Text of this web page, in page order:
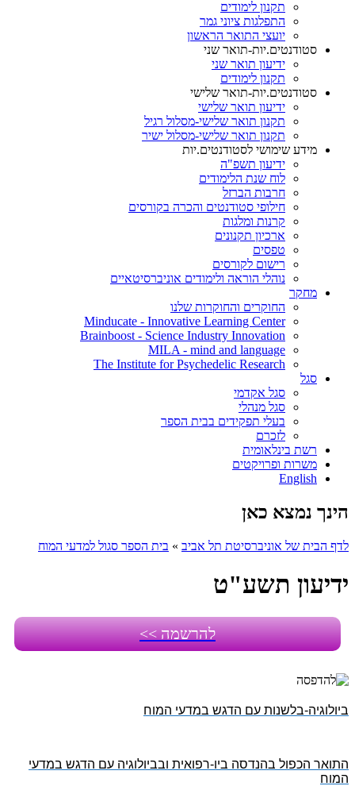
תקנון לימודים
התפלגות ציוני גמר
יועצי התואר הראשון
סטודנטים.יות-תואר שני
ידיעון תואר שני
תקנון לימודים
סטודנטים.יות-תואר שלישי
ידיעון תואר שלישי
תקנון תואר שלישי-מסלול רגיל
תקנון תואר שלישי-מסלול ישיר
מידע שימושי לסטודנטים.יות
ידיעון תשפ"ה
לוח שנת הלימודים
חרבות הברזל
חילופי סטודנטים והכרה בקורסים
קרנות ומלגות
ארכיון תקנונים
טפסים
רישום לקורסים
נוהלי הוראה ולימודים אוניברסיטאיים
מחקר
החוקרים והחוקרות שלנו
Minducate - Innovative Learning Center
Brainboost - Science Industry Innovation
MILA - mind and language
The Institute for Psychedelic Research
סגל
סגל אקדמי
סגל מנהלי
בעלי תפקידים בבית הספר
לזכרם
רשת בינלאומית
משרות ופרויקטים
English
הינך נמצא כאן
לדף הבית של אוניברסיטת תל אביב » בית הספר סגול למדעי המוח
ידיעון תשע"ט
להרשמה >>
ביולוגיה-בלשנות עם הדגש במדעי המוח
התואר הכפול בהנדסה ביו-רפואית ובביולוגיה עם הדגש במדעי
המוח